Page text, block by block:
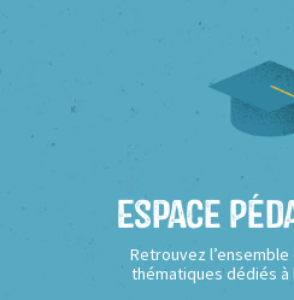
Espace
Retrouvez
thématiques dédiés à